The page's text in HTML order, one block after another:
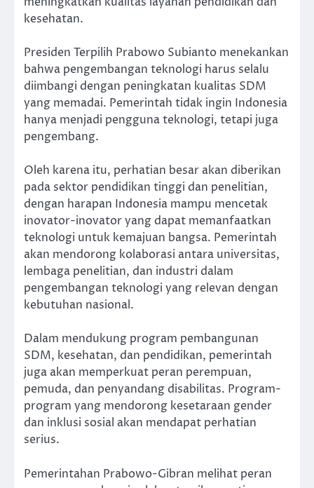
kesehatan.
Presiden Terpilih Prabowo Subianto menekankan
bahwa pengembangan teknologi harus selalu
diimbangi dengan peningkatan kualitas SDM
yang memadai. Pemerintah tidak ingin Indonesia
hanya menjadi pengguna teknologi, tetapi juga
pengembang.
Oleh karena itu, perhatian besar akan diberikan
pada sektor pendidikan tinggi dan penelitian,
dengan harapan Indonesia mampu mencetak
inovator-inovator yang dapat memanfaatkan
teknologi untuk kemajuan bangsa. Pemerintah
akan mendorong kolaborasi antara universitas,
lembaga penelitian, dan industri dalam
pengembangan teknologi yang relevan dengan
kebutuhan nasional.
Dalam mendukung program pembangunan
SDM, kesehatan, dan pendidikan, pemerintah
juga akan memperkuat peran perempuan,
pemuda, dan penyandang disabilitas. Program-
program yang mendorong kesetaraan gender
dan inklusi sosial akan mendapat perhatian
serius.
Pemerintahan Prabowo-Gibran melihat peran